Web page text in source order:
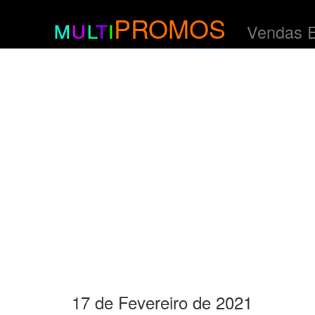
multiPROMOS Vendas
17 de Fevereiro de 2021